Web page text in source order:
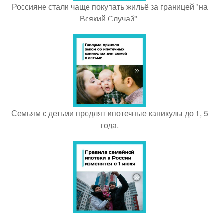
Россияне стали чаще покупать жильё за границей "на
Всякий Случай".
Семьям с детьми продлят ипотечные каникулы до 1, 5
года.